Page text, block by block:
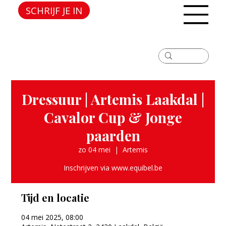
SCHRIJF JE IN
Dressuur | Artemis Laakdal |
Cavalor Cup & Jonge
paarden
zo 04 mei
  |
Artemis
Inschrijven via www.equibel.be
Tijd en locatie
04 mei 2025, 08:00